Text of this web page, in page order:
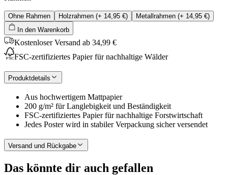
Ohne Rahmen Holzrahmen (+ 14,95 €) Metallrahmen (+ 14,95 €)
In den Warenkorb
Kostenloser Versand ab 34,99 €
FSC-zertifiziertes Papier für nachhaltige Wälder
Produktdetails
Aus hochwertigem Mattpapier
200 g/m² für Langlebigkeit und Beständigkeit
FSC-zertifiziertes Papier für nachhaltige Forstwirtschaft
Jedes Poster wird in stabiler Verpackung sicher versendet
Versand und Rückgabe
Das könnte dir auch gefallen